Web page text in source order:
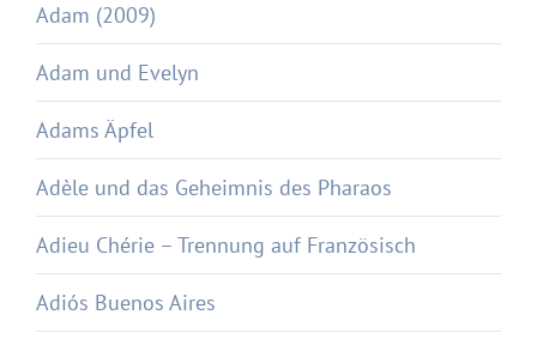
Adam (2009)
Adam und Evelyn
Adams Äpfel
Adèle und das Geheimnis des Pharaos
Adieu Chérie – Trennung auf Französisch
Adiós Buenos Aires